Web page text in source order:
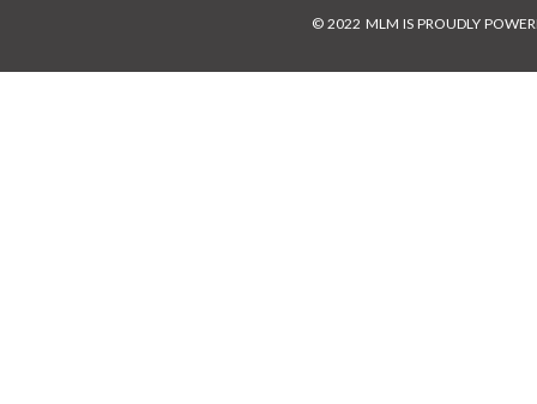
© 2022 MLM IS PROUDLY